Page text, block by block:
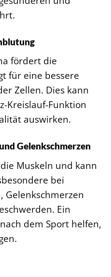
fördert die
für eine bessere
Zellen. Dies kann
Kreislauf-Funktion
auswirken.
Gelenkschmerzen
Muskeln und kann
bei
Gelenkschmerzen
Ein
dem Sport helfen,